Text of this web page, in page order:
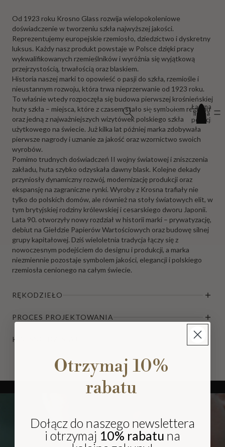
Łączna
liczba
pozycji
w
koszyku:
0
Od 1923 roku Krosno Glass rozwija wielopokoleniowe
doświadczenie w tworzeniu szkła najwyższej jakości.
Reprezentujemy europejskie rzemiosło, dziedzictwo i dyskretny
luksus. Każdy nasz produkt powstaje w Polsce dzięki pracy
wykwalifikowanych rzemieślników i wyróżnia się wyjątkową
przejrzystością, trwałością oraz blaskiem.
Historia naszej marki to opowieść o pasji do szkła, rzemiośle i
nieustannym rozwoju, która trwa nieprzerwanie od 1923 roku.
To właśnie wtedy rozpoczęła się budowa pierwszej krośnieńskiej
huty szkła – miejsca, które z czasem stało się symbolem regionu
oraz jedną z najważniejszych wizytówek polskiego szkła
użytkowego na świecie. Już kilka lat później marka zdobywała
pierwsze nagrody i uznanie za jakość oraz wzornictwo swoich
wyrobów.
Pomimo trudnych doświadczeń II wojny światowej i zniszczenia
zakładu, huta szybko odzyskała dawny blask. Kolejne dekady
przyniosły dynamiczny rozwój, modernizację produkcji oraz
ekspansję na zagraniczne rynki. Wyroby z Krosna trafiały nie
tylko do polskich domów, ale również na stoły światowych elit, w
tym brytyjskiej rodziny królewskiej i cesarskiego dworu Japonii.
Lata 90. otworzyły nowy rozdział w historii marki – prywatyzację,
debiut na Giełdzie Papierów Wartościowych oraz budowę silnej
grupy kapitałowej. Dziś wieloletnia tradycja łączy się z
nowoczesnym podejściem do designu i produkcji, a marka
niezmiennie pozostaje symbolem jakości, elegancji i polskiego
rzemiosła cenionego na całym świecie.
RĘKODZIEŁO
PROCES PROJEKTOWANIA
KROSNO DZISIAJ
Otrzymaj 10%
rabatu
Dołącz do naszego newslettera
i otrzymaj 10% rabatu na